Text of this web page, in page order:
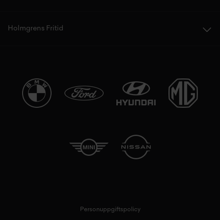
Holmgrens Fritid
Personuppgiftspolicy